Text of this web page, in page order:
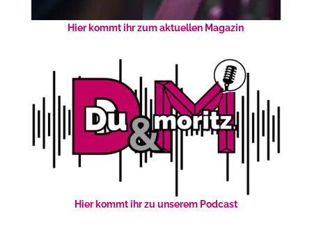
Hier kommt ihr zum aktuellen Magazin
Hier kommt ihr zu unserem Podcast